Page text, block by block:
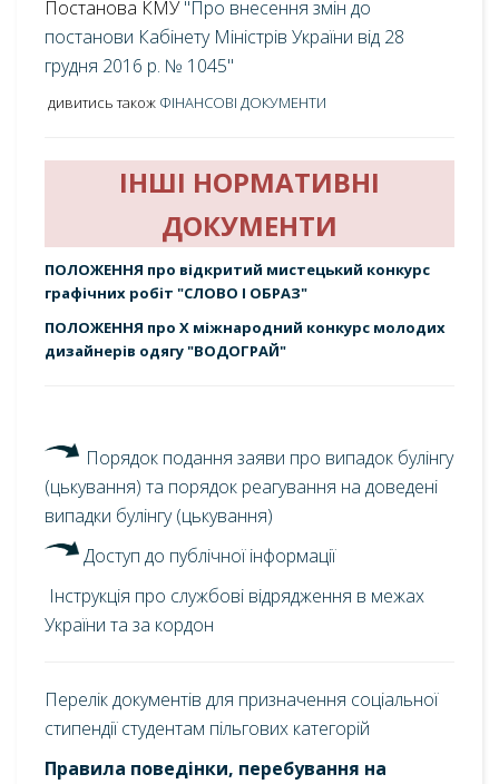
Постанова КМУ"Про внесення змін до
постанови Кабінету Міністрів України від 28
грудня 2016 р. № 1045"
дивитись також ФІНАНСОВІ ДОКУМЕНТИ
ІНШІ НОРМАТИВНІ
ДОКУМЕНТИ
ПОЛОЖЕННЯ про відкритий мистецький конкурс
графічних робіт "СЛОВО І ОБРАЗ"
ПОЛОЖЕННЯ про X міжнародний конкурс молодих
дизайнерів одягу "ВОДОГРАЙ"
Порядок подання заяви про випадок булінгу
(цькування) та порядок реагування на доведені
випадки булінгу (цькування)
Доступ до публічної інформації
Інструкція про службові відрядження в межах
України та за кордон
Перелік документів для призначення соціальної
стипендії студентам пільгових категорій
Правила поведінки, перебування на